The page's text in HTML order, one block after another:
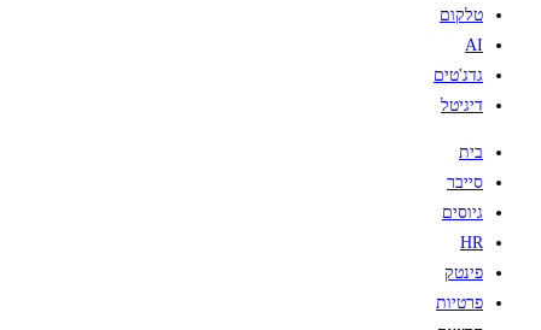
טלקום
AI
גדג'טים
דיגיטל
בית
סייבר
גיוסים
HR
פינטק
פרטיות